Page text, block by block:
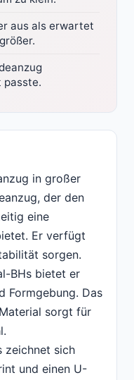
aus als erwartet
passte.
in großer
der den
eine
Er verfügt
sorgen.
BHs bietet er
Formgebung. Das
sorgt für
zeichnet sich
und einen U-